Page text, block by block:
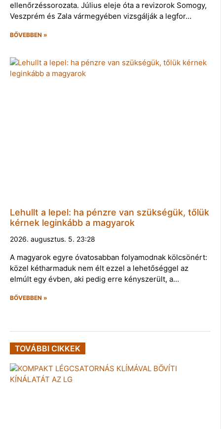
ellenőrzéssorozata. Július eleje óta a revizorok Somogy,
Veszprém és Zala vármegyében vizsgálják a legfor…
BŐVEBBEN »
Lehullt a lepel: ha pénzre van szükségük, tőlük
kérnek leginkább a magyarok
2026. augusztus. 5. 23:28
A magyarok egyre óvatosabban folyamodnak kölcsönért:
közel kétharmaduk nem élt ezzel a lehetőséggel az
elmúlt egy évben, aki pedig erre kényszerült, a…
BŐVEBBEN »
TOVÁBBI CIKKEK